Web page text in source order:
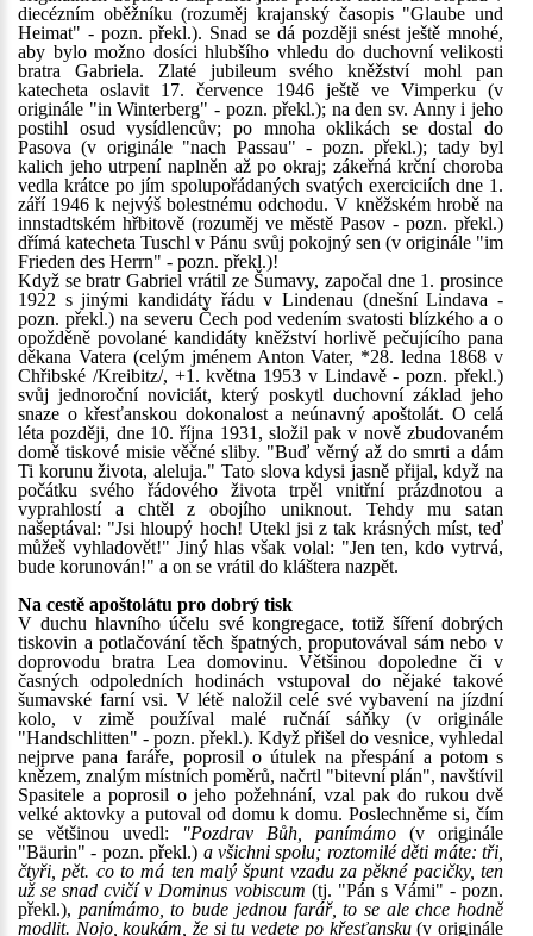
diecézním oběžníku (rozuměj krajanský časopis "Glaube und
Heimat" - pozn. překl.). Snad se dá později snést ještě mnohé,
aby bylo možno dosíci hlubšího vhledu do duchovní velikosti
bratra Gabriela. Zlaté jubileum svého kněžství mohl pan
katecheta oslavit 17. července 1946 ještě ve Vimperku (v
originále "in Winterberg" - pozn. překl.); na den sv. Anny i jeho
postihl osud vysídlencův; po mnoha oklikách se dostal do
Pasova (v originále "nach Passau" - pozn. překl.); tady byl
kalich jeho utrpení naplněn až po okraj; zákeřná krční choroba
vedla krátce po jím spolupořádaných svatých exerciciích dne 1.
září 1946 k nejvýš bolestnému odchodu. V kněžském hrobě na
innstadtském hřbitově (rozuměj ve městě Pasov - pozn. překl.)
dřímá katecheta Tuschl v Pánu svůj pokojný sen (v originále "im
Frieden des Herrn" - pozn. překl.)!
Když se bratr Gabriel vrátil ze Šumavy, započal dne 1. prosince
1922 s jinými kandidáty řádu v Lindenau (dnešní Lindava -
pozn. překl.) na severu Čech pod vedením svatosti blízkého a o
opožděně povolané kandidáty kněžství horlivě pečujícího pana
děkana Vatera (celým jménem Anton Vater, *28. ledna 1868 v
Chřibské /Kreibitz/, +1. května 1953 v Lindavě - pozn. překl.)
svůj jednoroční noviciát, který poskytl duchovní základ jeho
snaze o křesťanskou dokonalost a neúnavný apoštolát. O celá
léta později, dne 10. října 1931, složil pak v nově zbudovaném
domě tiskové misie věčné sliby. "Buď věrný až do smrti a dám
Ti korunu života, aleluja." Tato slova kdysi jasně přijal, když na
počátku svého řádového života trpěl vnitřní prázdnotou a
vyprahlostí a chtěl z obojího uniknout. Tehdy mu satan
našeptával: "Jsi hloupý hoch! Utekl jsi z tak krásných míst, teď
můžeš vyhladovět!" Jiný hlas však volal: "Jen ten, kdo vytrvá,
bude korunován!" a on se vrátil do kláštera nazpět.
Na cestě apoštolátu pro dobrý tisk
V duchu hlavního účelu své kongregace, totiž šíření dobrých
tiskovin a potlačování těch špatných, proputovával sám nebo v
doprovodu bratra Lea domovinu. Většinou dopoledne či v
časných odpoledních hodinách vstupoval do nějaké takové
šumavské farní vsi. V létě naložil celé své vybavení na jízdní
kolo, v zimě používal malé ručnáí sáňky (v originále
"Handschlitten" - pozn. překl.). Když přišel do vesnice, vyhledal
nejprve pana faráře, poprosil o útulek na přespání a potom s
knězem, znalým místních poměrů, načrtl "bitevní plán", navštívil
Spasitele a poprosil o jeho požehnání, vzal pak do rukou dvě
velké aktovky a putoval od domu k domu. Poslechněme si, čím
se většinou uvedl:
"Pozdrav Bůh, panímámo (v originále
"Bäurin" - pozn. překl.) a všichni spolu; roztomilé děti máte: tři,
čtyři, pět. co to má ten malý špunt vzadu za pěkné pacičky, ten
už se snad cvičí v Dominus vobiscum (tj. "Pán s Vámi" - pozn.
překl.), panímámo, to bude jednou farář, to se ale chce hodně
modlit. Nojo, koukám, že si tu vedete po křesťansku(v originále